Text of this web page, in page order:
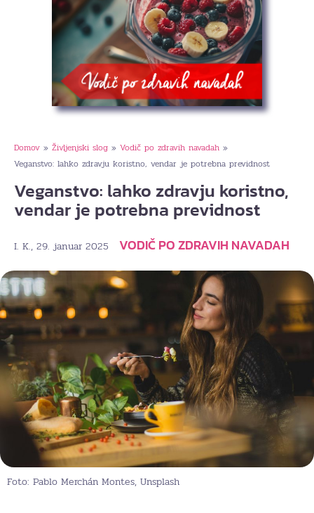
Domov » Življenjski slog » Vodič po zdravih navadah »
Veganstvo: lahko zdravju koristno, vendar je potrebna previdnost
Veganstvo: lahko zdravju koristno,
vendar je potrebna previdnost
I. K., 29. januar 2025 VODIČ PO ZDRAVIH NAVADAH
Foto: Pablo Merchán Montes, Unsplash